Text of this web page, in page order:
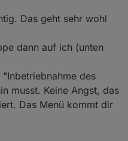
Das geht sehr wohl
dann auf ich (unten
des
musst. Keine Angst, das
Das Menü kommt dir